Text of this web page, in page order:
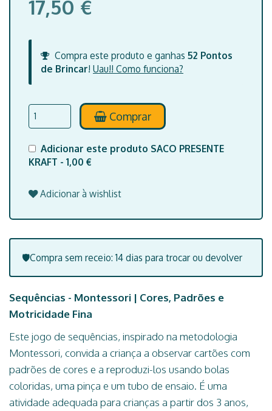
17,50 €
Compra este produto e ganhas 52 Pontos
de Brincar! Uau!! Como funciona?
Comprar
Adicionar este produto SACO PRESENTE
KRAFT - 1,00 €
Adicionar à wishlist
🛡️Compra sem receio: 14 dias para trocar ou devolver
Sequências - Montessori | Cores, Padrões e
Motricidade Fina
Este jogo de sequências, inspirado na metodologia
Montessori, convida a criança a observar cartões com
padrões de cores e a reproduzi-los usando bolas
coloridas, uma pinça e um tubo de ensaio. É uma
atividade adequada para crianças a partir dos 3 anos,